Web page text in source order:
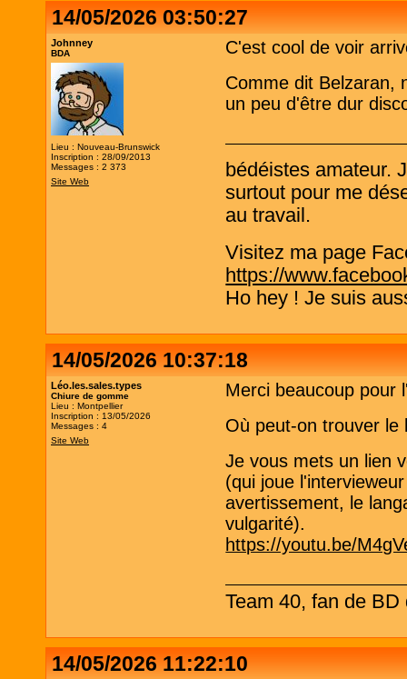
14/05/2026 03:50:27
Johnney
BDA
Lieu : Nouveau-Brunswick
Inscription : 28/09/2013
Messages : 2 373
Site Web
C'est cool de voir
Comme dit Belzaran,
un peu d'être dur
bédéistes amateur.
surtout pour me
au travail.
Visitez ma page
https://
Ho hey ! Je suis
14/05/2026 10:37:18
Léo.les.sales.types
Chiure de gomme
Lieu : Montpellier
Inscription : 13/05/2026
Messages : 4
Site Web
Merci beaucoup pour
Où peut-on trouver le
Je vous mets un lien
(qui joue
avertissement, le
vulgarité).
https://youtu.be/
Team 40, fan de
14/05/2026 11:22:10